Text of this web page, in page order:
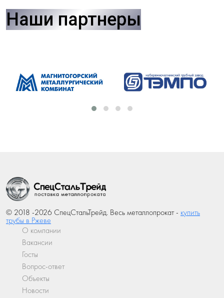
Наши партнеры
© 2018 -2026 СпецСтальТрейд. Весь металлопрокат - купить
трубы в Ржеве
О компании
Вакансии
Госты
Вопрос-ответ
Объекты
Новости